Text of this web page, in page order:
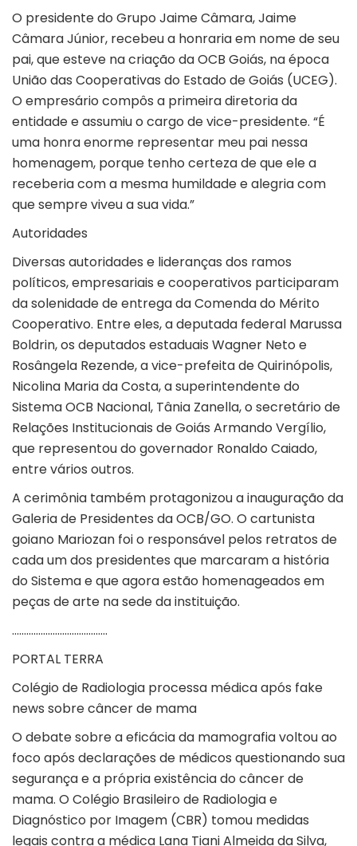
O presidente do Grupo Jaime Câmara, Jaime
Câmara Júnior, recebeu a honraria em nome de seu
pai, que esteve na criação da OCB Goiás, na época
União das Cooperativas do Estado de Goiás (UCEG).
O empresário compôs a primeira diretoria da
entidade e assumiu o cargo de vice-presidente. “É
uma honra enorme representar meu pai nessa
homenagem, porque tenho certeza de que ele a
receberia com a mesma humildade e alegria com
que sempre viveu a sua vida.”
Autoridades
Diversas autoridades e lideranças dos ramos
políticos, empresariais e cooperativos participaram
da solenidade de entrega da Comenda do Mérito
Cooperativo. Entre eles, a deputada federal Marussa
Boldrin, os deputados estaduais Wagner Neto e
Rosângela Rezende, a vice-prefeita de Quirinópolis,
Nicolina Maria da Costa, a superintendente do
Sistema OCB Nacional, Tânia Zanella, o secretário de
Relações Institucionais de Goiás Armando Vergílio,
que representou do governador Ronaldo Caiado,
entre vários outros.
A cerimônia também protagonizou a inauguração da
Galeria de Presidentes da OCB/GO. O cartunista
goiano Mariozan foi o responsável pelos retratos de
cada um dos presidentes que marcaram a história
do Sistema e que agora estão homenageados em
peças de arte na sede da instituição.
………………………………….
PORTAL TERRA
Colégio de Radiologia processa médica após fake
news sobre câncer de mama
O debate sobre a eficácia da mamografia voltou ao
foco após declarações de médicos questionando sua
segurança e a própria existência do câncer de
mama. O Colégio Brasileiro de Radiologia e
Diagnóstico por Imagem (CBR) tomou medidas
legais contra a médica Lana Tiani Almeida da Silva,